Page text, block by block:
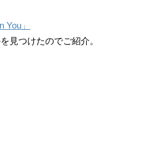
」
見つけたのでご紹介。